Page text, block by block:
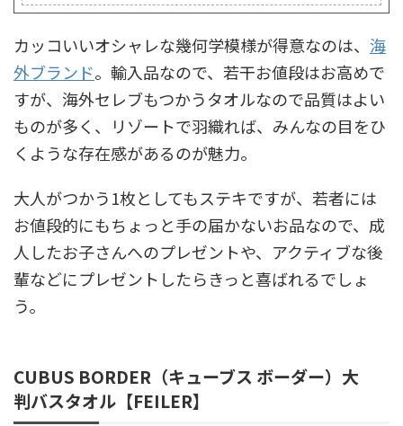
カッコいいオシャレな幾何学模様が得意なのは、 海
外ブランド。輸入品なので、若干お値段はお高めで
すが、海外セレブもつかうタオルなので品質はよい
ものが多く、リゾートで羽織れば、みんなの目をひ
くような存在感があるのが魅力。
大人がつかう1枚としてもステキですが、若者には
お値段的にもちょっと手の届かないお品なので、成
人したお子さんへのプレゼントや、アクティブな後
輩などにプレゼントしたらきっと喜ばれるでしょ
う。
CUBUS BORDER（キューブス ボーダー）大
判バスタオル【FEILER】